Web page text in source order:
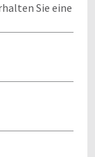
Sie eine